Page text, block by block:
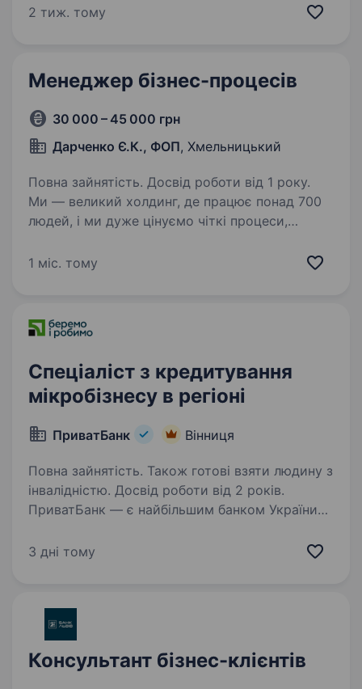
до нас. Ми готові навчити та поділитись
2 тиж. тому
Менеджер бізнес-процесів
30 000 – 45 000 грн
Дарченко Є.К., ФОП, Хмельницький
Повна зайнятість. Досвід роботи від 1 року.
Ми — великий холдинг, де працює понад 700
людей, і ми дуже цінуємо чіткі процеси,
Шукаємо колегу — менеджера бізнес-
1 міс. тому
Спеціаліст з кредитування
мікробізнесу в регіоні
ПриватБанк Вінниця
Повна зайнятість. Також готові взяти людину з
інвалідністю. Досвід роботи від 2 років.
ПриватБанк — є найбільшим банком України
Займає лідуючі позиції за всіма фінансовими
3 дні тому
Консультант бізнес-клієнтів